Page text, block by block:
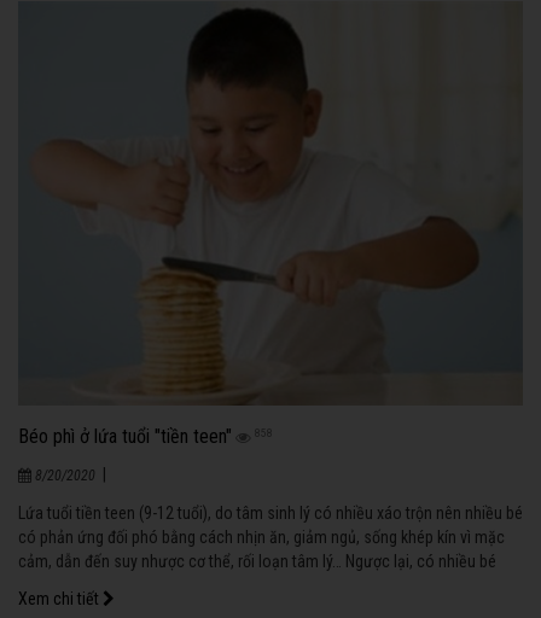
Béo phì ở lứa tuổi "tiền teen" 858
8/20/2020
Lứa tuổi tiền teen (9-12 tuổi), do tâm sinh lý có nhiều xáo trộn nên nhiều bé
có phản ứng đối phó bằng cách nhịn ăn, giảm ngủ, sống khép kín vì mặc
cảm, dẫn đến suy nhược cơ thể, rối loạn tâm lý… Ngược lại, có nhiều bé
ngủ nghỉ, chơi không theo giờ giấc để chứng tỏ mình đã lớn nên dễ dẫn
Xem chi tiết